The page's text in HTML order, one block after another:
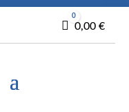
Warenkorb
0
0,00 €